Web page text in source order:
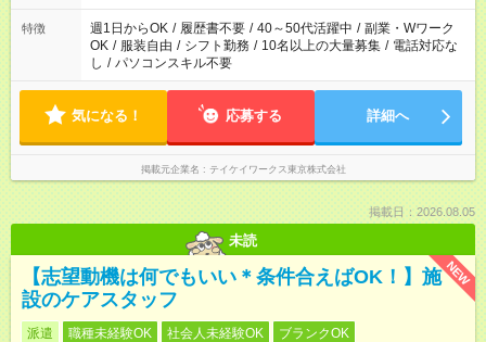
特徴 週1日からOK / 履歴書不要 / 40～50代活躍中 / 副業・Wワーク
OK / 服装自由 / シフト勤務 / 10名以上の大量募集 / 電話対応な
し / パソコンスキル不要
気になる！ 応募する 詳細へ
掲載元企業名 テイケイワークス東京株式会社
掲載日：2026.08.05
未読
NEW
【志望動機は何でもいい＊条件合えばOK！】施
設のケアスタッフ
派遣 職種未経験OK 社会人未経験OK
ブランクOK